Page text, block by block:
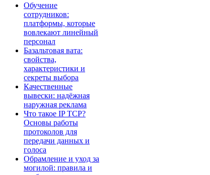
Обучение
сотрудников:
платформы, которые
вовлекают линейный
персонал
Базальтовая вата:
свойства,
характеристики и
секреты выбора
Качественные
вывески: надёжная
наружная реклама
Что такое IP TCP?
Основы работы
протоколов для
передачи данных и
голоса
Обрамление и уход за
могилой: правила и